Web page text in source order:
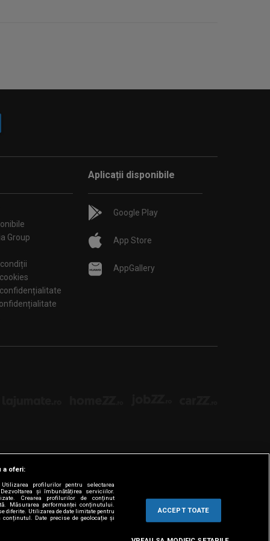
Group
de confidențialitate
Aplicații disponibile
Google Play
App Store
AppGallery
a oferi:
profilurilor pentru selectarea
și îmbunătățirea serviciilor.
Crearea profilurilor de conținut
Măsurarea performanței conținutului.
diferite. Utilizarea de date limitate pentru
Date precise de geolocație și
ACCEPT TOATE